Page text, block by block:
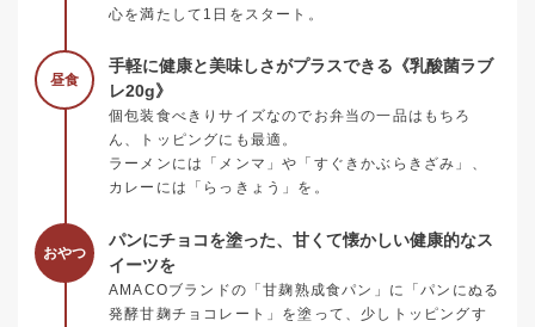
心を満たして1日をスタート。
昼食
手軽に健康と美味しさがプラスできる《乳酸菌ラブ
レ20g》
個包装食べきりサイズなのでお弁当の一品はもちろ
ん、トッピングにも最適。
ラーメンには「メンマ」や「すぐきかぶらきざみ」、
カレーには「らっきょう」を。
おやつ
パンにチョコを塗った、甘くて懐かしい健康的なス
イーツを
AMACOブランドの「甘麹熟成食パン」に「パンにぬる
発酵甘麹チョコレート」を塗って、少しトッピングす